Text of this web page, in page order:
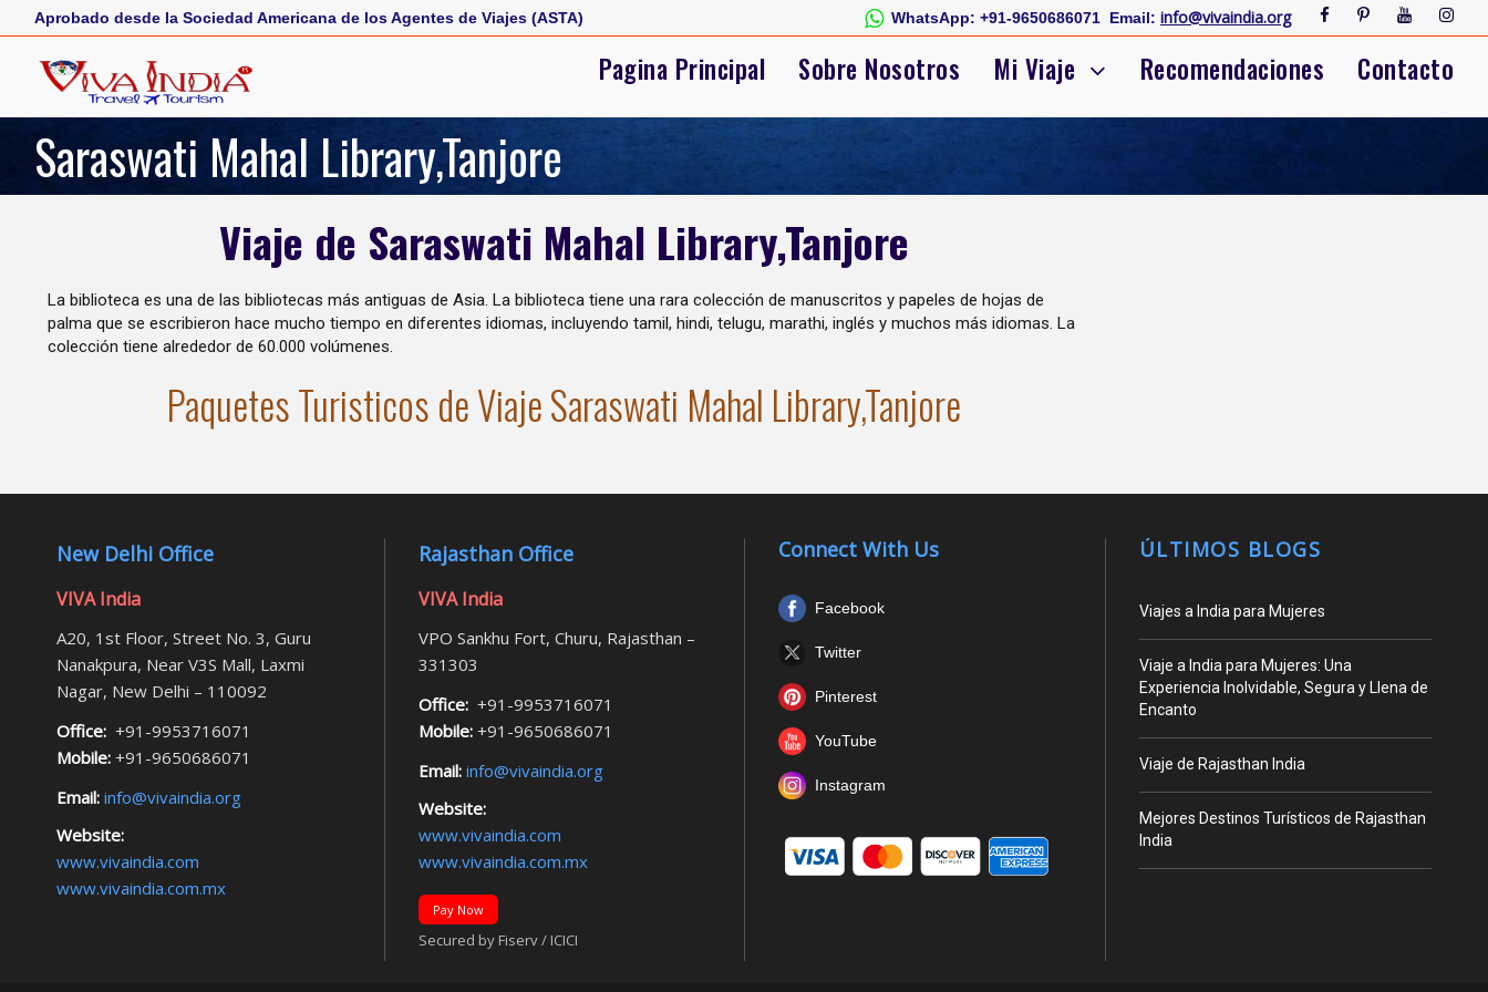
Aprobado desde la Sociedad Americana de los Agentes de Viajes (ASTA) WhatsApp: +91-9650686071 Email: info@vivaindia.org
Pagina Principal Sobre Nosotros Mi Viaje Recomendaciones Contacto
Saraswati Mahal Library,Tanjore
Viaje de Saraswati Mahal Library,Tanjore
La biblioteca es una de las bibliotecas más antiguas de Asia. La biblioteca tiene una rara colección de manuscritos y papeles de hojas de
palma que se escribieron hace mucho tiempo en diferentes idiomas, incluyendo tamil, hindi, telugu, marathi, inglés y muchos más idiomas. La
colección tiene alrededor de 60.000 volúmenes.
Paquetes Turisticos de Viaje Saraswati Mahal Library,Tanjore
New Delhi Office
VIVA India
A20, 1st Floor, Street No. 3, Guru
Nanakpura, Near V3S Mall, Laxmi
Nagar, New Delhi – 110092
Office: +91-9953716071
Mobile: +91-9650686071
Email: info@vivaindia.org
Website:
www.vivaindia.com
www.vivaindia.com.mx
Rajasthan Office
VIVA India
VPO Sankhu Fort, Churu, Rajasthan –
331303
Office:+91-9953716071
Mobile:+91-9650686071
Email:info@vivaindia.org
Website:
www.vivaindia.com
www.vivaindia.com.mx
Pay Now
Secured by Fiserv / ICICI
Connect With Us
Facebook
Twitter
Pinterest
YouTube
Instagram
ÚLTIMOS BLOGS
Viajes a India para Mujeres
Viaje a India para Mujeres: Una
Experiencia Inolvidable, Segura y Llena de
Encanto
Viaje de Rajasthan India
Mejores Destinos Turísticos de Rajasthan
India